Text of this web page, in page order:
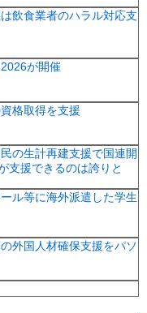
飲食業者のハラル対応支
が開催
格取得を支援
の生計再建支援で国連開
支援できるのは誇りと
ル等に海外派遣した学生
外国人材確保支援をパソ